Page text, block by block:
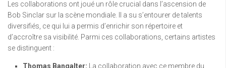
Les collaborations ont joué un rôle crucial dans l’ascension de
Bob Sinclar sur la scène mondiale. Il a su s’entourer de talents
diversifiés, ce qui lui a permis d’enrichir son répertoire et
d’accroître sa visibilité. Parmi ces collaborations, certains artistes
se distinguent :
Thomas Bangalter: La collaboration avec ce membre du